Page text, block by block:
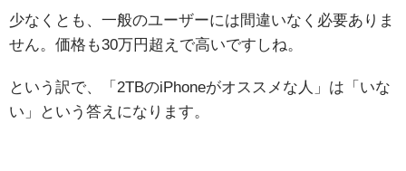
少なくとも、一般のユーザーには間違いなく必要ありま
せん。価格も30万円超えで高いですしね。
という訳で、「2TBのiPhoneがオススメな人」は「いな
い」という答えになります。